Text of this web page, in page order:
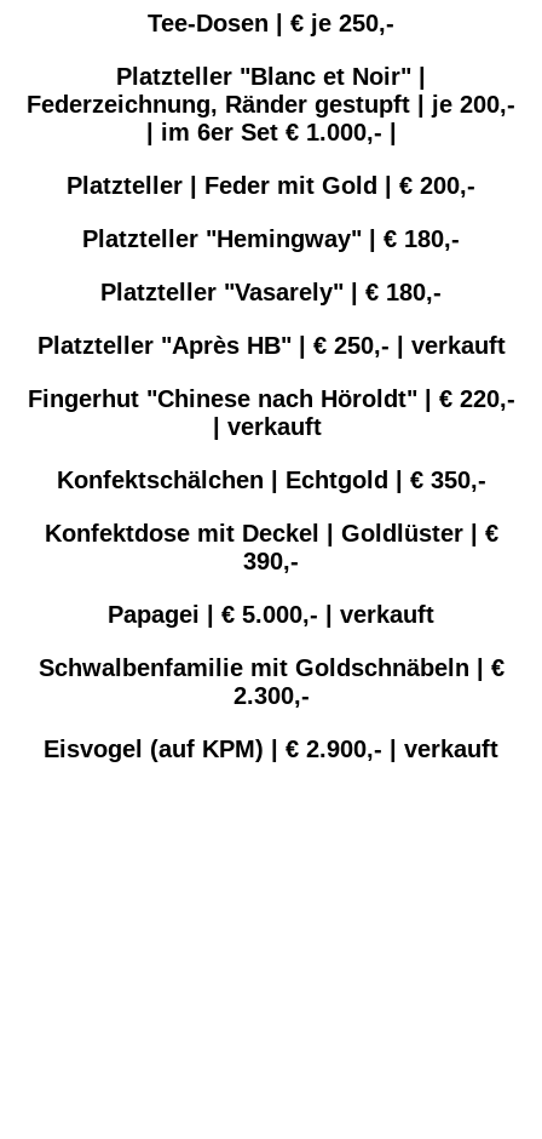
Tee-Dosen | € je 250,-
Platzteller "Blanc et Noir" |
Federzeichnung, Ränder gestupft | je 200,-
| im 6er Set € 1.000,- |
Platzteller | Feder mit Gold | € 200,-
Platzteller "Hemingway" | € 180,-
Platzteller "Vasarely" | € 180,-
Platzteller "Après HB" | € 250,- | verkauft
Fingerhut "Chinese nach Höroldt" | € 220,-
| verkauft
Konfektschälchen | Echtgold | € 350,-
Konfektdose mit Deckel | Goldlüster | €
390,-
Papagei | € 5.000,- | verkauft
Schwalbenfamilie mit Goldschnäbeln | €
2.300,-
Eisvogel (auf KPM) | € 2.900,- | verkauft